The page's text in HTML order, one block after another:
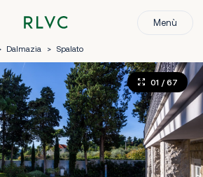
Menù
Dalmazia > Spalato
01 / 67